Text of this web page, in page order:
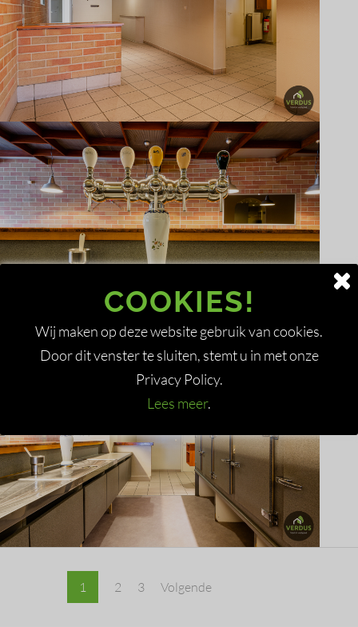
1 2 3 Volgende
COOKIES!
Wij maken op deze website gebruik van cookies.
Door dit venster te sluiten, stemt u in met onze
Privacy Policy.
Lees meer.